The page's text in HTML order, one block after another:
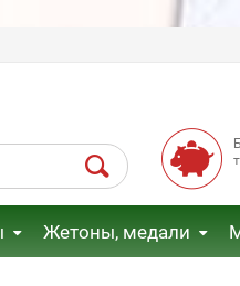
Жетоны, медали